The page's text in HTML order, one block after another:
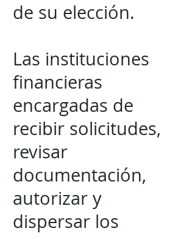
de su elección.
Las instituciones
financieras
encargadas de
recibir solicitudes,
revisar
documentación,
autorizar y
dispersar los